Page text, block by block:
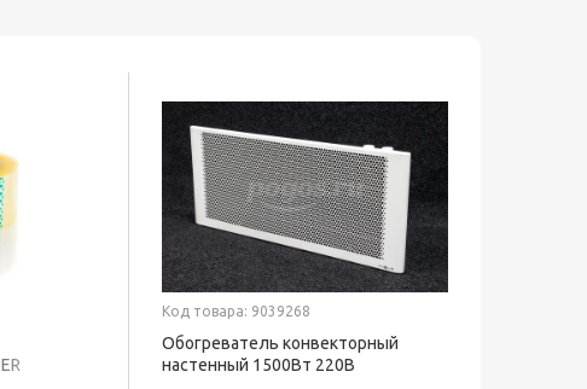
Код товара: 9039268
Обогреватель конвекторный
настенный 1500Вт 220В